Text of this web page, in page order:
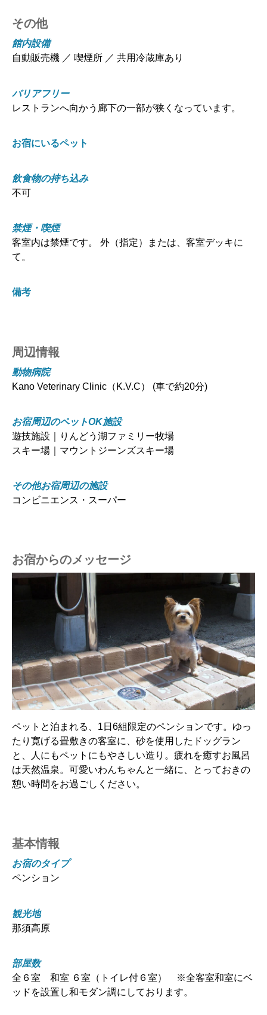
その他
館内設備
自動販売機 ／ 喫煙所 ／ 共用冷蔵庫あり
バリアフリー
レストランへ向かう廊下の一部が狭くなっています。
お宿にいるペット
飲食物の持ち込み
不可
禁煙・喫煙
客室内は禁煙です。 外（指定）または、客室デッキに
て。
備考
周辺情報
動物病院
Kano Veterinary Clinic（K.V.C） (車で約20分)
お宿周辺のペットOK施設
遊技施設｜りんどう湖ファミリー牧場
スキー場｜マウントジーンズスキー場
その他お宿周辺の施設
コンビニエンス・スーパー
お宿からのメッセージ
ペットと泊まれる、1日6組限定のペンションです。ゆっ
たり寛げる畳敷きの客室に、砂を使用したドッグラン
と、人にもペットにもやさしい造り。疲れを癒すお風呂
は天然温泉。可愛いわんちゃんと一緒に、とっておきの
憩い時間をお過ごしください。
基本情報
お宿のタイプ
ペンション
観光地
那須高原
部屋数
全６室 和室 ６室（トイレ付６室） ※全客室和室にベ
ッドを設置し和モダン調にしております。